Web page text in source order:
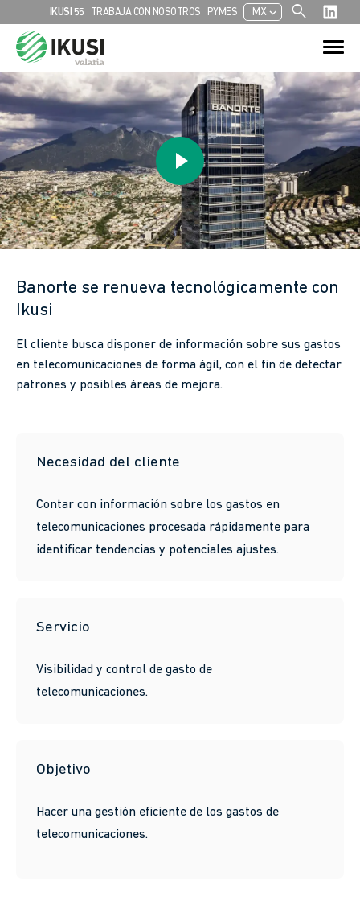
IKUSI 55 TRABAJA CON NOSOTROS PYMES MXchevron_left search
Search
for:
Search Button
Banorte se renueva tecnológicamente con
Ikusi
El cliente busca disponer de información sobre sus gastos
en telecomunicaciones de forma ágil, con el fin de detectar
patrones y posibles áreas de mejora.
Necesidad del cliente
Contar con información sobre los gastos en
telecomunicaciones procesada rápidamente para
identificar tendencias y potenciales ajustes.
Servicio
Visibilidad y control de gasto de
telecomunicaciones.
Objetivo
Hacer una gestión eficiente de los gastos de
telecomunicaciones.